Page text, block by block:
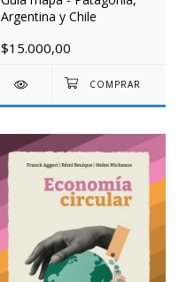
Argentina y Chile
$15.000,00